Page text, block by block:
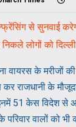
से सुनवाई
निकले लोगों को
वायरस के मरीजों
राजधानी के
51 केस विदेश से
वालों को भी